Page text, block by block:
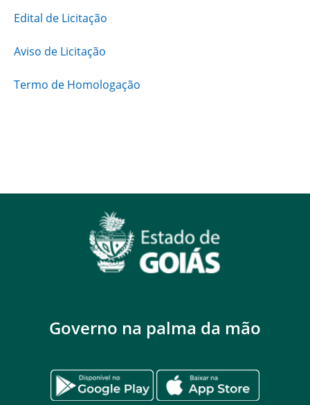
Edital de Licitação
Aviso de Licitação
Termo de Homologação
Governo na palma da mão